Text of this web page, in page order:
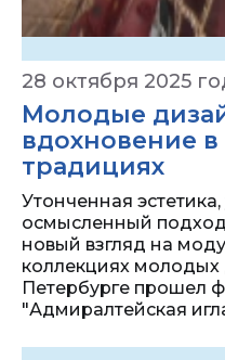
28 октября 2025
Молодые
вдохновение
традициях
Утонченная
осмысленный
новый взгляд на
коллекциях молодых
Петербурге прошел
"Адмиралтейская